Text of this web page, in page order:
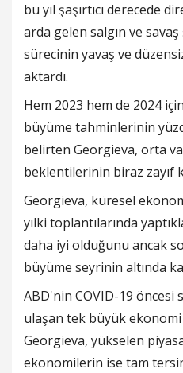
bu yıl şaşırtıcı derecede
arda gelen salgın ve
sürecinin yavaş ve
aktardı.
Hem 2023 hem de 2024
büyüme tahminlerinin
belirten Georgieva, orta
beklentilerinin biraz zayıf
Georgieva, küresel
yılki toplantılarında
daha iyi olduğunu ancak
büyüme seyrinin altında
ABD'nin COVID-19 öncesi
ulaşan tek büyükekonomi
Georgieva, yükselen
ekonomilerin ise tam